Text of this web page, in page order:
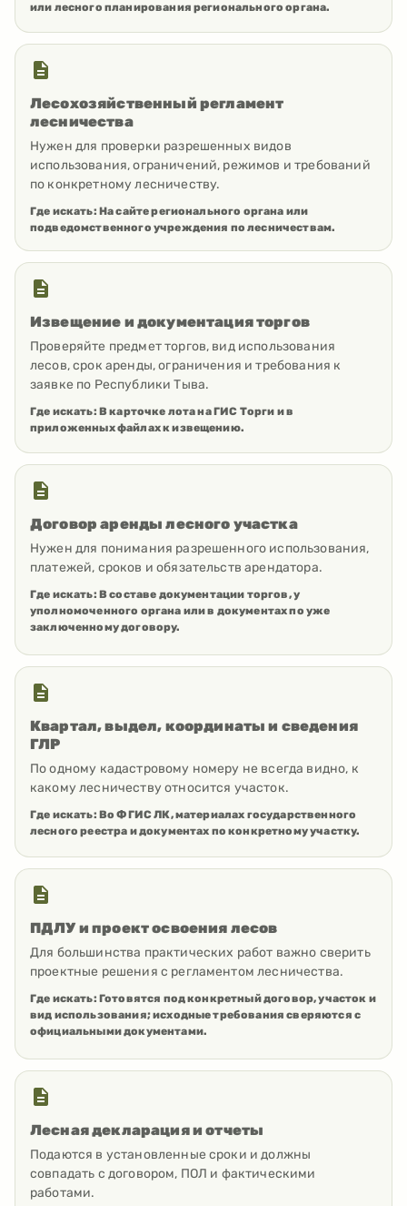
или лесного планирования регионального органа.
Лесохозяйственный регламент
лесничества
Нужен для проверки разрешенных видов
использования, ограничений, режимов и требований
по конкретному лесничеству.
Где искать: На сайте регионального органа или
подведомственного учреждения по лесничествам.
Извещение и документация торгов
Проверяйте предмет торгов, вид использования
лесов, срок аренды, ограничения и требования к
заявке по Республики Тыва.
Где искать: В карточке лота на ГИС Торги и в
приложенных файлах к извещению.
Договор аренды лесного участка
Нужен для понимания разрешенного использования,
платежей, сроков и обязательств арендатора.
Где искать: В составе документации торгов, у
уполномоченного органа или в документах по уже
заключенному договору.
Квартал, выдел, координаты и сведения
ГЛР
По одному кадастровому номеру не всегда видно, к
какому лесничеству относится участок.
Где искать: Во ФГИС ЛК, материалах государственного
лесного реестра и документах по конкретному участку.
ПДЛУ и проект освоения лесов
Для большинства практических работ важно сверить
проектные решения с регламентом лесничества.
Где искать: Готовятся под конкретный договор, участок и
вид использования; исходные требования сверяются с
официальными документами.
Лесная декларация и отчеты
Подаются в установленные сроки и должны
совпадать с договором, ПОЛ и фактическими
работами.